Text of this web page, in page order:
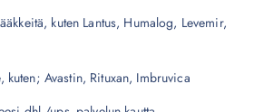
kuten Lantus, Humalog, Levemir,
kuten; Avastin, Rituxan, Imbruvica